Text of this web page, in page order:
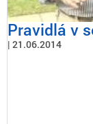
Pravidlá v
21.06.2014